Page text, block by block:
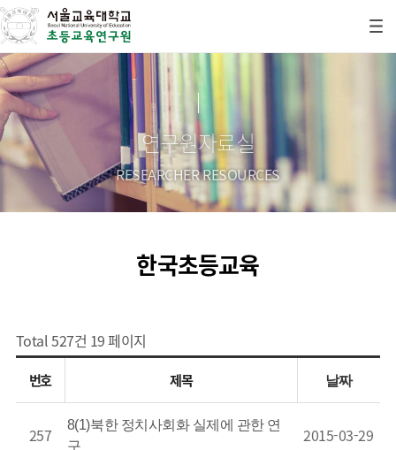
연구원자료실
RESEARCHER RESOURCES
한국초등교육
Total 527건 19 페이지
번호 제목 날짜
257
8(1)북한 정치사회화 실제에 관한 연
구
2015-03-29